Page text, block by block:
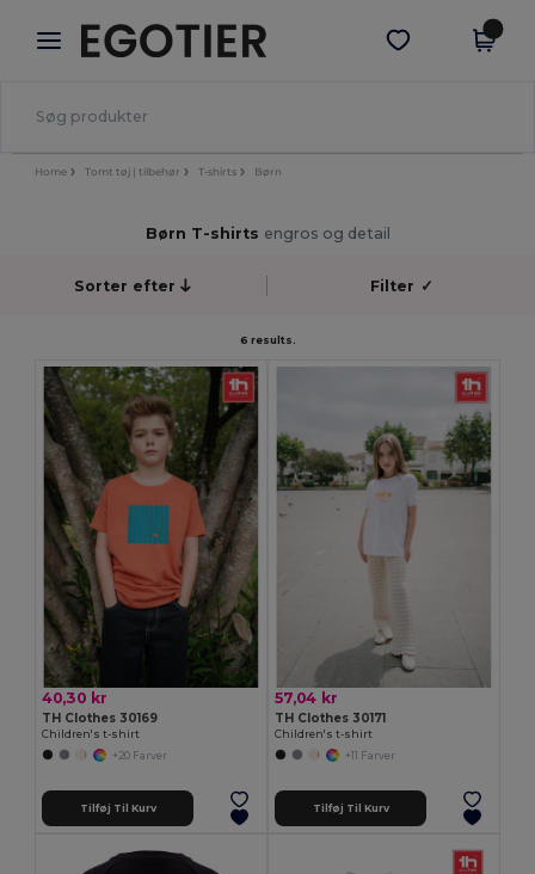
× Egotier-app
Bedre priser i appen!
Hent app
Home Tomt tøj | tilbehør T-shirts Børn
Børn T-shirts engros og detail
Sorter efter Filter ✓
6 results.
40,30 kr
TH Clothes 30169
Children's t-shirt
+20 Farver
Tilføj Til Kurv
57,04 kr
TH Clothes 30171
Children's t-shirt
+11 Farver
Tilføj Til Kurv